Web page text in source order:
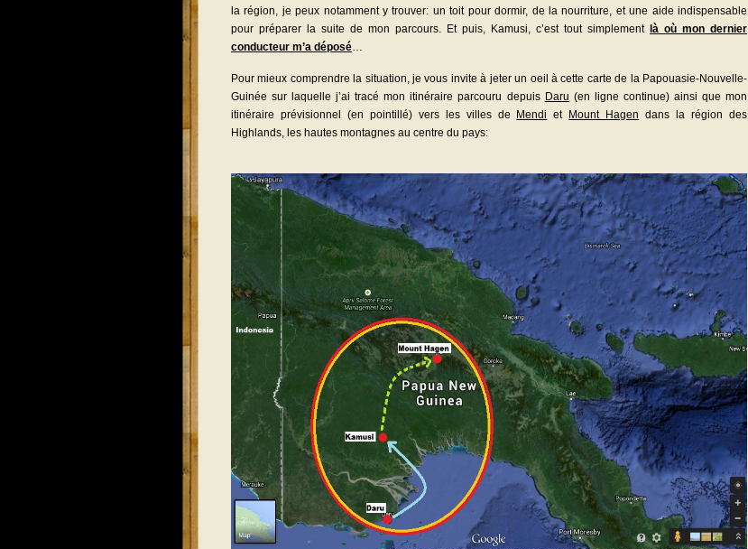
la région, je peux notamment y trouver: un toit pour dormir, de la nourriture, et une aide indispensable
pour préparer la suite de mon parcours. Et puis, Kamusi, c’est tout simplement là où mon dernier
conducteur m’a déposé…
Pour mieux comprendre la situation, je vous invite à jeter un oeil à cette carte de la Papouasie-Nouvelle-
Guinée sur laquelle j’ai tracé mon itinéraire parcouru depuis Daru (en ligne continue) ainsi que mon
itinéraire prévisionnel (en pointillé) vers les villes de
Mendi et Mount Hagen dans la région des
Highlands, les hautes montagnes au centre du pays:
.